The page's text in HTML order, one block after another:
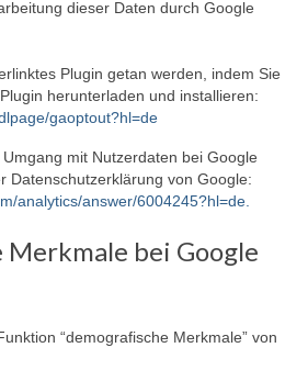
dieser Daten durch Google
Plugin getan werden, indem Sie
herunterladen und installieren:
gaoptout?hl=de
mit Nutzerdaten bei Google
Datenschutzerklärung von Google:
analytics/answer/6004245?hl=de.
Merkmale bei Google
“demografische Merkmale” von